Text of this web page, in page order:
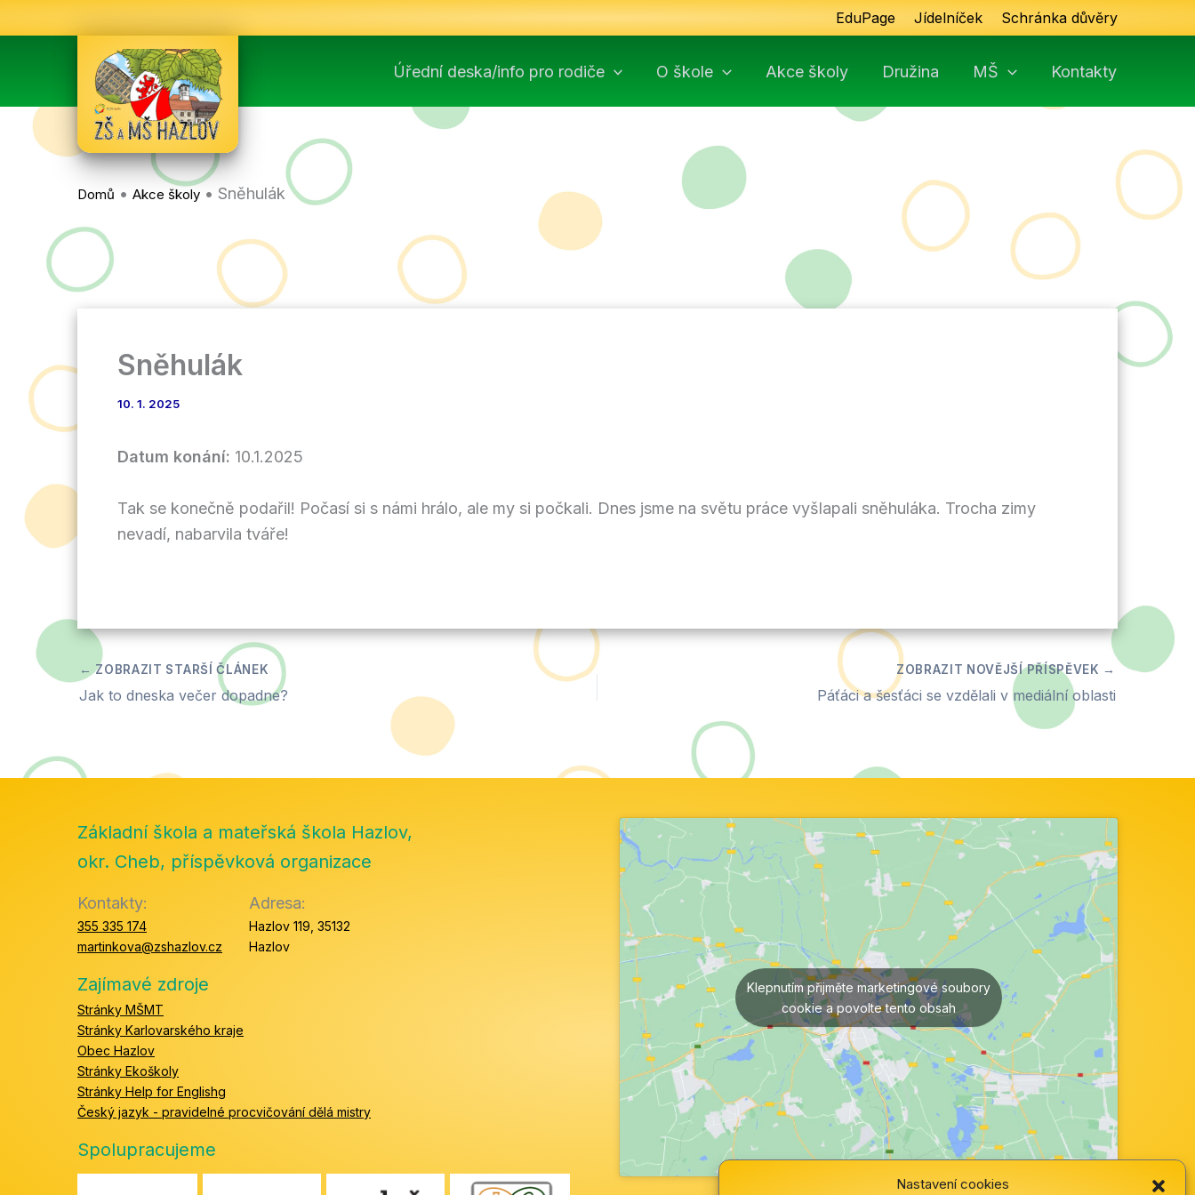
Nastavení cookies
na
EduPage Jídelníček Schránka důvěry
Úřední deska/info pro rodiče O škole Akce školy Družina MŠ Kontakty
Domů • Akce školy • Sněhulák
Sněhulák
10. 1. 2025
Datum konání: 10.1.2025
Tak se konečně podařil! Počasí si s námi hrálo, ale my si počkali. Dnes jsme na světu práce vyšlapali sněhuláka. Trocha zimy
nevadí, nabarvila tváře!
Jak to dneska večer dopadne? Páťáci a šesťáci se vzdělali v mediální oblasti
Základní škola a mateřská škola Hazlov,
okr. Cheb, příspěvková organizace
Kontakty:
355 335 174
martinkova@zshazlov.cz
Adresa:
Hazlov 119, 35132
Hazlov
Zajímavé zdroje
Stránky MŠMT
Stránky Karlovarského kraje
Obec Hazlov
Stránky Ekoškoly
Stránky Help for Englishg
Český jazyk - pravidelné procvičování dělá mistry
Spolupracujeme
Klepnutím přijměte marketingové soubory
cookie a povolte tento obsah